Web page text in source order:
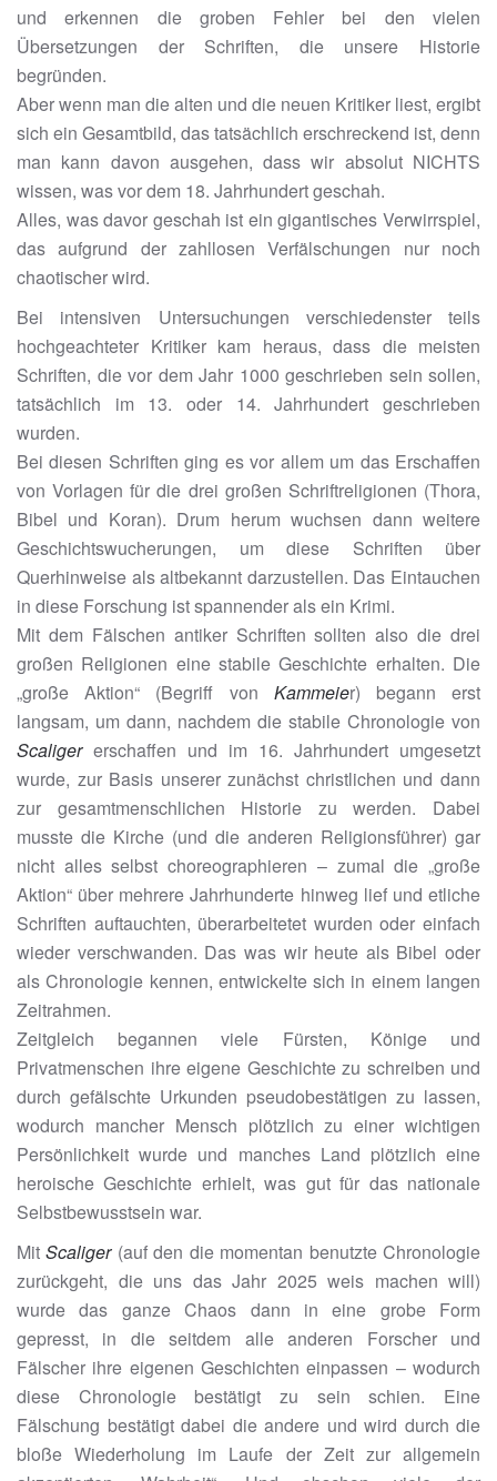
und erkennen die groben Fehler bei den vielen
Übersetzungen der Schriften, die unsere Historie
begründen.
Aber wenn man die alten und die neuen Kritiker liest, ergibt
sich ein Gesamtbild, das tatsächlich erschreckend ist, denn
man kann davon ausgehen, dass wir absolut NICHTS
wissen, was vor dem 18. Jahrhundert geschah.
Alles, was davor geschah ist ein gigantisches Verwirrspiel,
das aufgrund der zahllosen Verfälschungen nur noch
chaotischer wird.
Bei intensiven Untersuchungen verschiedenster teils
hochgeachteter Kritiker kam heraus, dass die meisten
Schriften, die vor dem Jahr 1000 geschrieben sein sollen,
tatsächlich im 13. oder 14. Jahrhundert geschrieben
wurden.
Bei diesen Schriften ging es vor allem um das Erschaffen
von Vorlagen für die drei großen Schriftreligionen (Thora,
Bibel und Koran). Drum herum wuchsen dann weitere
Geschichtswucherungen, um diese Schriften über
Querhinweise als altbekannt darzustellen. Das Eintauchen
in diese Forschung ist spannender als ein Krimi.
Mit dem Fälschen antiker Schriften sollten also die drei
großen Religionen eine stabile Geschichte erhalten. Die
„große Aktion“ (Begriff von Kammeier) begann erst
langsam, um dann, nachdem die stabile Chronologie von
Scaligererschaffen und im 16. Jahrhundert umgesetzt
wurde, zur Basis unserer zunächst christlichen und dann
zur gesamtmenschlichen Historie zu werden. Dabei
musste die Kirche (und die anderen Religionsführer) gar
nicht alles selbst choreographieren – zumal die „große
Aktion“ über mehrere Jahrhunderte hinweg lief und etliche
Schriften auftauchten, überarbeitetet wurden oder einfach
wieder verschwanden. Das was wir heute als Bibel oder
als Chronologie kennen, entwickelte sich in einem langen
Zeitrahmen.
Zeitgleich begannen viele Fürsten, Könige und
Privatmenschen ihre eigene Geschichte zu schreiben und
durch gefälschte Urkunden pseudobestätigen zu lassen,
wodurch mancher Mensch plötzlich zu einer wichtigen
Persönlichkeit wurde und manches Land plötzlich eine
heroische Geschichte erhielt, was gut für das nationale
Selbstbewusstsein war.
MitScaliger(auf den die momentan benutzte Chronologie
zurückgeht, die uns das Jahr 2025 weis machen will)
wurde das ganze Chaos dann in eine grobe Form
gepresst, in die seitdem alle anderen Forscher und
Fälscher ihre eigenen Geschichten einpassen – wodurch
diese Chronologie bestätigt zu sein schien. Eine
Fälschung bestätigt dabei die andere und wird durch die
bloße Wiederholung im Laufe der Zeit zur allgemein